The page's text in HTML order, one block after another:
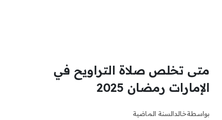
متى تخلص صلاة التراويح في
الإمارات رمضان 2025
بواسطةخالدالسنة الماضية